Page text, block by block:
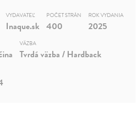
VYDAVATEĽ
Inaque.sk
POČET STRÁN
400
ROK VYDANIA
2025
VÄZBA
Tvrdá väzba / Hardback